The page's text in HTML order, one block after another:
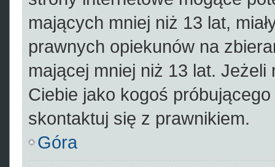
mających mniej niż 13 lat,
prawnych opiekunów na
mającej mniej niż 13 lat.
Ciebie jako kogoś
skontaktuj się z prawnikiem.
Góra